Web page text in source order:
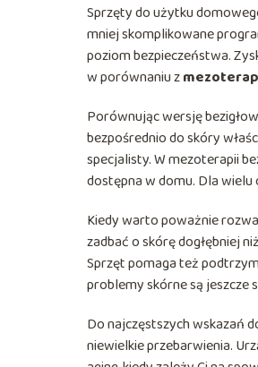
Sprzęty do użytku
mniej skomplikowane
poziom bezpieczeństwa.
w porównaniu z
Porównując wersję
bezpośrednio do skóry
specjalisty. W mezoterapii
dostępna w domu. Dla
Kiedy warto poważnie
zadbać o skórę dogłębniej
Sprzęt pomaga też
problemy skórne są jeszcze
Do najczęstszych wskazań
niewielkie przebarwienia.